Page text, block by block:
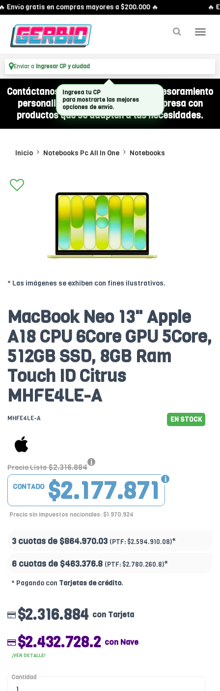
Envío gratis en compras mayores a $200.000 🔥 🔥
Enviar a Ingresar CP y ciudad
Contáctanos por WhatsApp y recibí asesoramiento
personalizado para equipar a tu empresa con
productos que se adapten a tus necesidades.
Inicio Notebooks Pc All In One Notebooks
* Las imágenes se exhiben con fines ilustrativos.
MacBook Neo 13" Apple
A18 CPU 6Core GPU 5Core,
512GB SSD, 8GB Ram
Touch ID Citrus
MHFE4LE-A
MHFE4LE-A EN STOCK
Precio Lista $2.316.884
$2.177.871
CONTADO
Precio sin impuestos nacionales: $1.970.924
3 cuotas de $864.970.03 (PTF: $2.594.910.08)*
6 cuotas de $463.376.8 (PTF: $2.780.260.8)*
* Pagando con Tarjetas de crédito.
$2.316.884 con Tarjeta
$2.432.728.2 con Nave
¡VER DETALLE!
Cantidad